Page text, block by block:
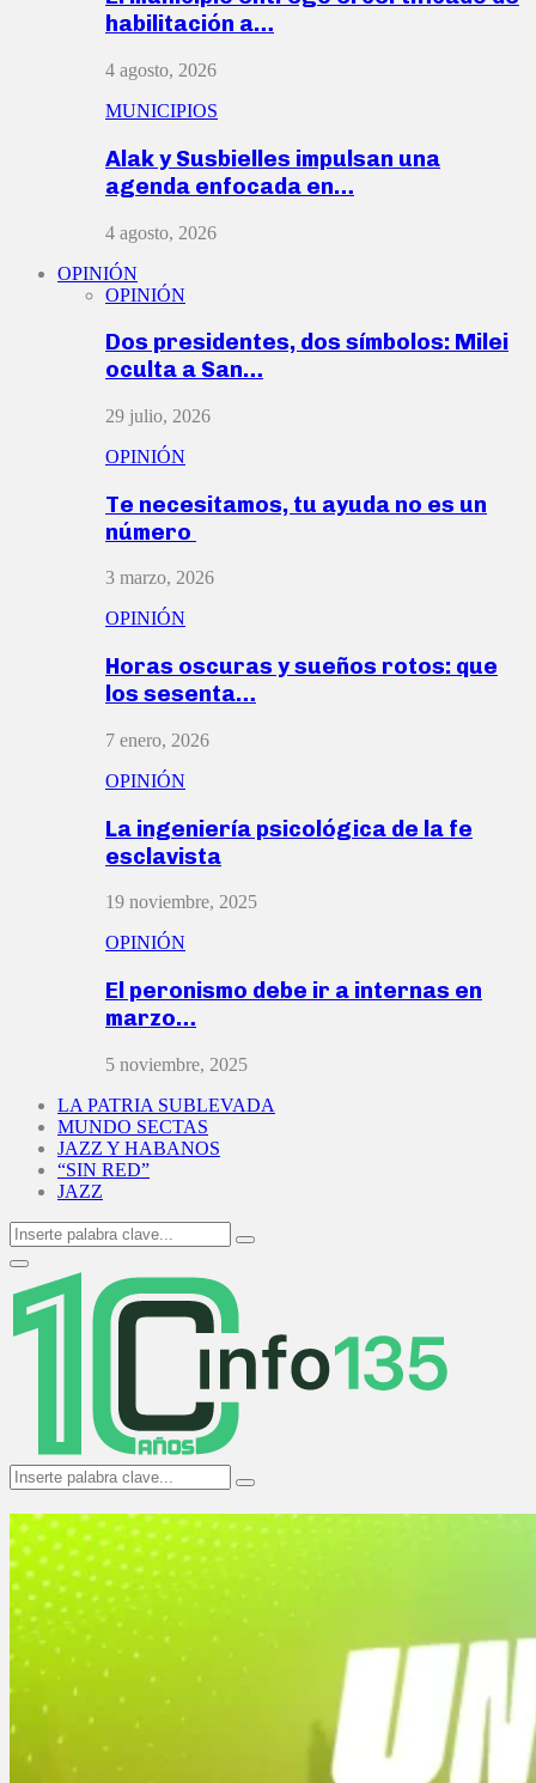
habilitación a…
4 agosto, 2026
MUNICIPIOS
Alak y Susbielles impulsan una
agenda enfocada en…
4 agosto, 2026
OPINIÓN
OPINIÓN
Dos presidentes, dos símbolos: Milei
oculta a San…
29 julio, 2026
OPINIÓN
Te necesitamos, tu ayuda no es un
número
3 marzo, 2026
OPINIÓN
Horas oscuras y sueños rotos: que
los sesenta…
7 enero, 2026
OPINIÓN
La ingeniería psicológica de la fe
esclavista
19 noviembre, 2025
OPINIÓN
El peronismo debe ir a internas en
marzo…
5 noviembre, 2025
LA PATRIA SUBLEVADA
MUNDO SECTAS
JAZZ Y HABANOS
“SIN RED”
JAZZ
Search
for:
Search
Primary
Menu
Search
for:
Search